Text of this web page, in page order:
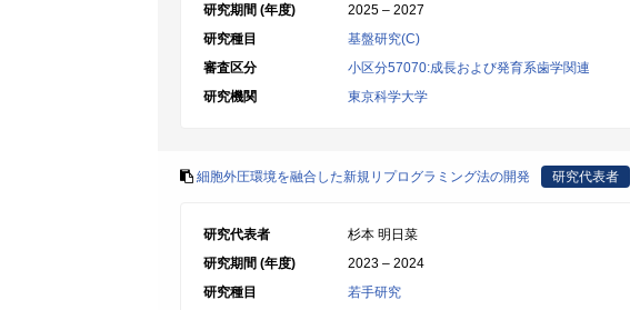
研究期間 (年度)
2025 – 2027
研究種目
基盤研究(C)
審査区分
小区分57070:成長および発育系歯学関連
研究機関
東京科学大学
細胞外圧環境を融合した新規リプログラミング法の開発 研究代表者
研究代表者
杉本 明日菜
研究期間 (年度)
2023 – 2024
研究種目
若手研究